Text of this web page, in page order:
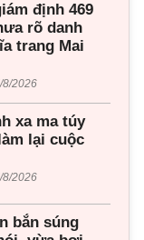
định 469
rõ danh
trang Mai
8/2026
xa ma túy
lại cuộc
8/2026
bắn súng